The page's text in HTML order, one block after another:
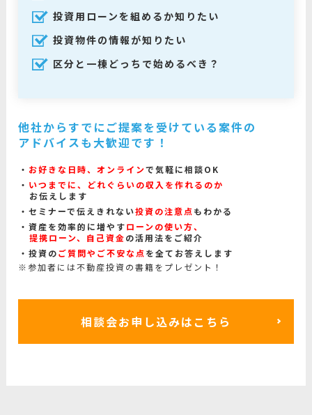
投資用ローンを組めるか知りたい
投資物件の情報が知りたい
区分と一棟どっちで始めるべき？
他社からすでにご提案を受けている案件の
アドバイスも大歓迎です！
お好きな日時、オンラインで気軽に相談OK
いつまでに、どれぐらいの収入を作れるのか
お伝えします
セミナーで伝えきれない投資の注意点 もわかる
資産を効率的に増やすローンの使い方、
提携ローン、自己資金の活用法をご紹介
投資のご質問やご不安な点 を全てお答えします
※参加者には不動産投資の書籍をプレゼント！
相談会お申し込みはこちら